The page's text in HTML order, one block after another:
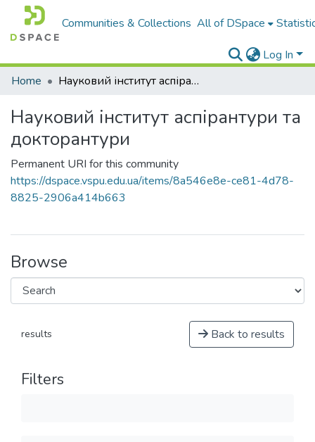
Communities & Collections All of DSpace
Log In
Home
Науковий інститут аспірантури та докторантури
Науковий інститут аспірантури та
докторантури
Permanent URI for this community
https://dspace.vspu.edu.ua/items/8a546e8e-ce81-4d78-
8825-2906a414b663
Browse
results Back to results
Filters